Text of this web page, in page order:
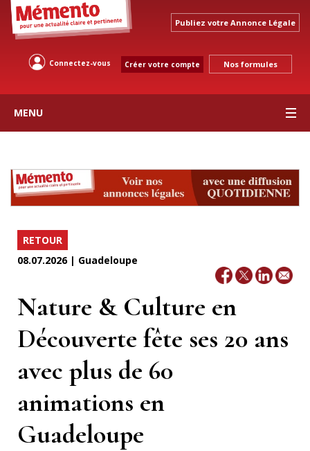
Publiez votre Annonce Légale
Connectez-vous Créer votre compte Nos formules
MENU
RETOUR
08.07.2026 | Guadeloupe
Nature & Culture en
Découverte fête ses 20 ans
avec plus de 60
animations en
Guadeloupe